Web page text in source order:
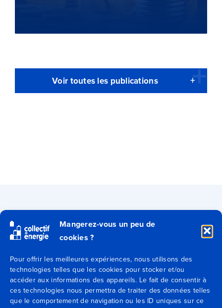
Mangerez-vous un peu de
cookies ?
Pour offrir les meilleures expériences, nous utilisons des
technologies telles que les cookies pour stocker et/ou
accéder aux informations des appareils. Le fait de consentir à
ces technologies nous permettra de traiter des données telles
que le comportement de navigation ou les ID uniques sur ce
Voir toutes les publications
Secteurs
Expertises
Blog